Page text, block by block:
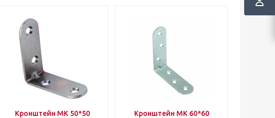
Кронштейн МК 50*50
Кронштейн МК 60*60